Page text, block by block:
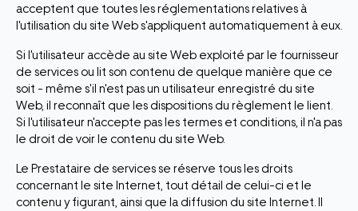
acceptent que toutes les réglementations relatives à
l'utilisation du site Web s'appliquent automatiquement à eux.
Si l'utilisateur accède au site Web exploité par le fournisseur
de services ou lit son contenu de quelque manière que ce
soit - même s'il n'est pas un utilisateur enregistré du site
Web, il reconnaît que les dispositions du règlement le lient.
Si l'utilisateur n'accepte pas les termes et conditions, il n'a pas
le droit de voir le contenu du site Web.
Le Prestataire de services se réserve tous les droits
concernant le site Internet, tout détail de celui-ci et le
contenu y figurant, ainsi que la diffusion du site Internet. Il